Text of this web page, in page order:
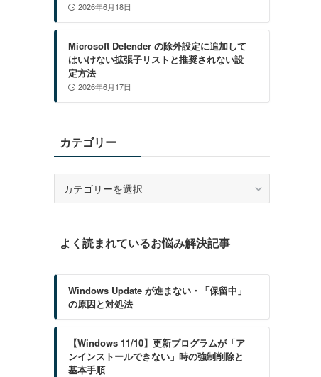
2026年6月18日
Microsoft Defender の除外設定に追加して
はいけない拡張子リストと推奨されない設
定方法
2026年6月17日
カテゴリー
ーよく読まれているお悩み解決記事
Windows Update が進まない・「保留中」
の原因と対処法
【Windows 11/10】更新プログラムが「ア
ンインストールできない」時の強制削除と
基本手順